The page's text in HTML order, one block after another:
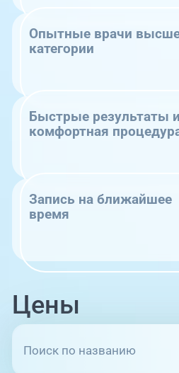
Опытные врачи
категории
Быстрые результаты и
комфортная
Запись на ближайшее
время
Цены